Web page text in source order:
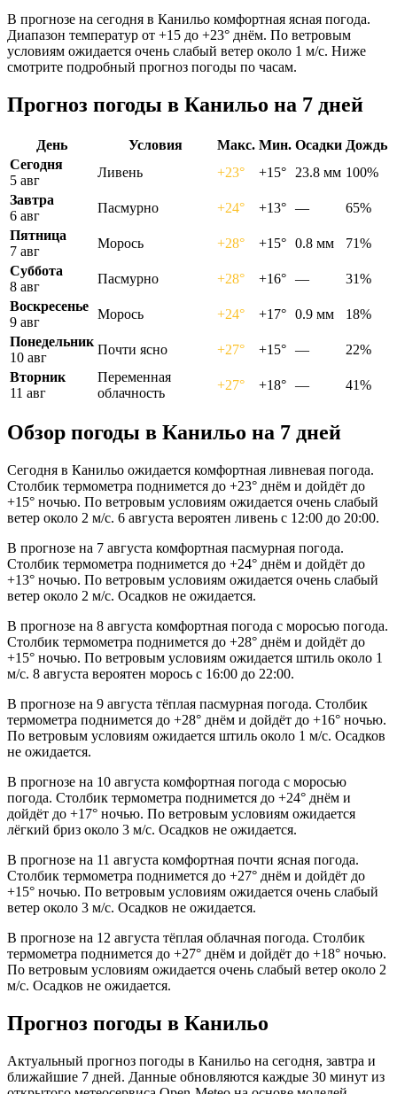
В прогнозе на сегодня в Канильо комфортная ясная погода.
Диапазон температур от +15 до +23° днём. По ветровым
условиям ожидается очень слабый ветер около 1 м/с. Ниже
смотрите подробный прогноз погоды по часам.
Прогноз погоды в Канильо на 7 дней
День Условия Макс. Мин. Осадки Дождь
Сегодня
5 авг
Ливень +23° +15° 23.8 мм 100%
Завтра
6 авг
Пасмурно +24° +13° —
65%
Пятница
7 авг
Морось +28° +15° 0.8 мм
71%
Суббота
8 авг
Пасмурно +28° +16° —
31%
Воскресенье
9 авг
Морось +24° +17° 0.9 мм
18%
Понедельник
10 авг
Почти ясно +27° +15° —
22%
Вторник
11 авг
Переменная
облачность
+27° +18° — 41%
Обзор погоды в Канильо на 7 дней
Сегодня в Канильо ожидается комфортная ливневая погода.
Столбик термометра поднимется до +23° днём и дойдёт до
+15° ночью. По ветровым условиям ожидается очень слабый
ветер около 2 м/с. 6 августа вероятен ливень с 12:00 до 20:00.
В прогнозе на 7 августа комфортная пасмурная погода.
Столбик термометра поднимется до +24° днём и дойдёт до
+13° ночью. По ветровым условиям ожидается очень слабый
ветер около 2 м/с. Осадков не ожидается.
В прогнозе на 8 августа комфортная погода с моросью погода.
Столбик термометра поднимется до +28° днём и дойдёт до
+15° ночью. По ветровым условиям ожидается штиль около 1
м/с. 8 августа вероятен морось с 16:00 до 22:00.
В прогнозе на 9 августа тёплая пасмурная погода. Столбик
термометра поднимется до +28° днём и дойдёт до +16° ночью.
По ветровым условиям ожидается штиль около 1 м/с. Осадков
не ожидается.
В прогнозе на 10 августа комфортная погода с моросью
погода. Столбик термометра поднимется до +24° днём и
дойдёт до +17° ночью. По ветровым условиям ожидается
лёгкий бриз около 3 м/с. Осадков не ожидается.
В прогнозе на 11 августа комфортная почти ясная погода.
Столбик термометра поднимется до +27° днём и дойдёт до
+15° ночью. По ветровым условиям ожидается очень слабый
ветер около 3 м/с. Осадков не ожидается.
В прогнозе на 12 августа тёплая облачная погода. Столбик
термометра поднимется до +27° днём и дойдёт до +18° ночью.
По ветровым условиям ожидается очень слабый ветер около 2
м/с. Осадков не ожидается.
Прогноз погоды в Канильо
Актуальный прогноз погоды в Канильо на сегодня, завтра и
ближайшие 7 дней. Данные обновляются каждые 30 минут из